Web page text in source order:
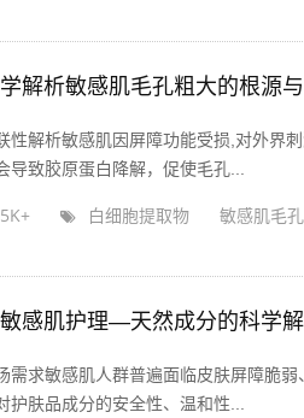
解析敏感肌毛孔粗大的根源
性解析敏感肌因屏障功能受损,对外界
导致胶原蛋白降解，促使毛孔...
白细胞提取物 敏感肌毛
感肌护理—天然成分的科学
需求敏感肌人群普遍面临皮肤屏障脆
护肤品成分的安全性、温和性...